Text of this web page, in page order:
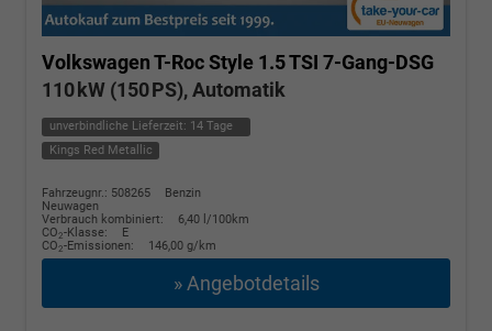
Volkswagen T-RocStyle 1.5 TSI 7-Gang-DSG
110 kW (150 PS), Automatik
unverbindliche Lieferzeit: 14 Tage
Kings Red Metallic
Fahrzeugnr.: 508265
Benzin
Neuwagen
Verbrauch kombiniert:
6,40 l/100km
CO2-Klasse:
E
CO2-Emissionen: 146,00 g/km
» Angebotdetails